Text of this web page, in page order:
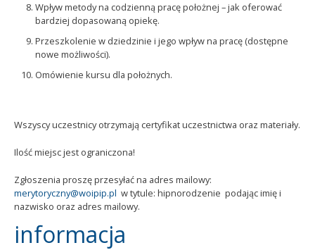
Wpływ metody na codzienną pracę położnej – jak oferować
bardziej dopasowaną opiekę.
Przeszkolenie w dziedzinie i jego wpływ na pracę (dostępne
nowe możliwości).
Omówienie kursu dla położnych.
Wszyscy uczestnicy otrzymają certyfikat uczestnictwa oraz materiały.
Ilość miejsc jest ograniczona!
Zgłoszenia proszę przesyłać na adres mailowy:
merytoryczny@woipip.pl w tytule: hipnorodzenie podając imię i
nazwisko oraz adres mailowy.
informacja